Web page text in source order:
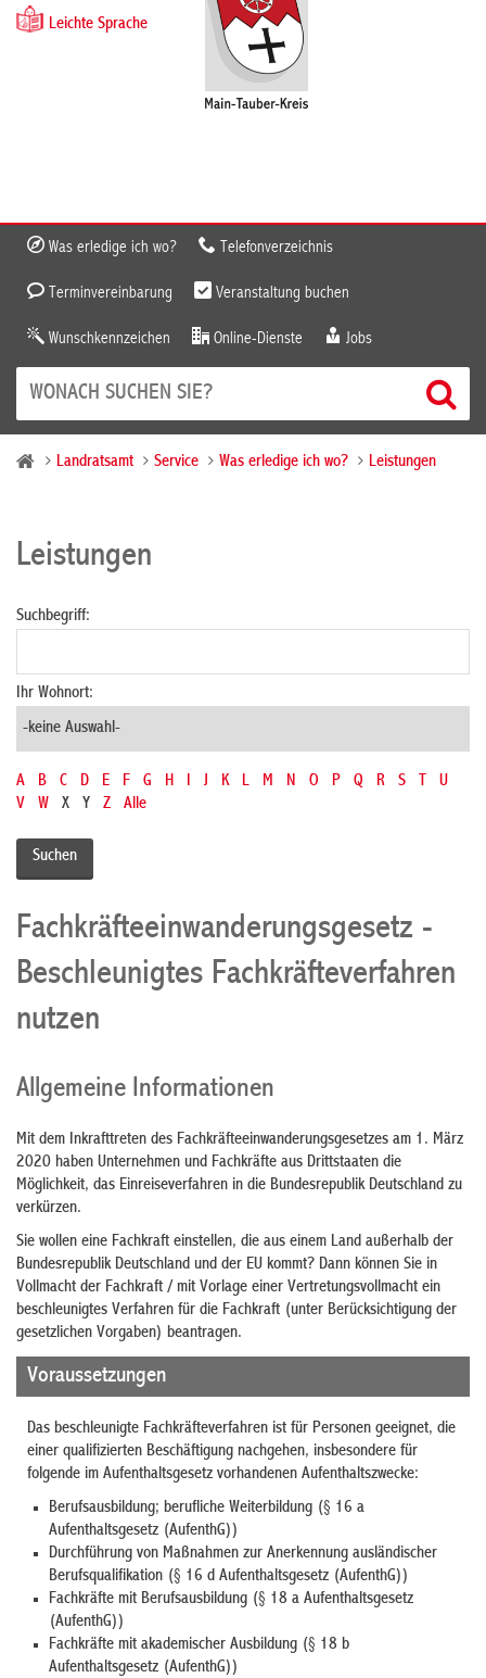
Leichte Sprache
Was erledige ich wo? Telefonverzeichnis
Terminvereinbarung Veranstaltung buchen
Wunschkennzeichen Online-Dienste Jobs
Landratsamt Service Was erledige ich wo? Leistungen
Leistungen
Suchbegriff:
Ihr Wohnort:
A B C D E F G H I J K L M N O P Q R S T
U
V
W X Y Z Alle
Fachkräfteeinwanderungsgesetz -
Beschleunigtes Fachkräfteverfahren
nutzen
Allgemeine Informationen
Mit dem Inkrafttreten des Fachkräfteeinwanderungsgesetzes am 1. März
2020 haben Unternehmen und Fachkräfte aus Drittstaaten die
Möglichkeit, das Einreiseverfahren in die Bundesrepublik Deutschland zu
verkürzen.
Sie wollen eine Fachkraft einstellen, die aus einem Land außerhalb der
Bundesrepublik Deutschland und der EU kommt? Dann können Sie in
Vollmacht der Fachkraft / mit Vorlage einer Vertretungsvollmacht ein
beschleunigtes Verfahren für die Fachkraft (unter Berücksichtigung der
gesetzlichen Vorgaben) beantragen.
Voraussetzungen
Das beschleunigte Fachkräfteverfahren ist für Personen geeignet, die
einer qualifizierten Beschäftigung nachgehen, insbesondere für
folgende im Aufenthaltsgesetz vorhandenen Aufenthaltszwecke:
Berufsausbildung; berufliche Weiterbildung (§ 16 a
Aufenthaltsgesetz (AufenthG))
Durchführung von Maßnahmen zur Anerkennung ausländischer
Berufsqualifikation (§ 16 d Aufenthaltsgesetz (AufenthG))
Fachkräfte mit Berufsausbildung (§ 18 a Aufenthaltsgesetz
(AufenthG))
Fachkräfte mit akademischer Ausbildung (§ 18 b
Aufenthaltsgesetz (AufenthG))